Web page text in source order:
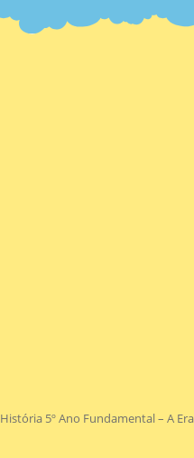
História 5º Ano Fundamental – A